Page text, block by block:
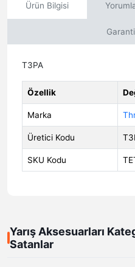
Ürün Bilgisi
T3PA
Özellik
Marka
Üretici Kodu
SKU Kodu
Yarış Aksesuarları
Satanlar